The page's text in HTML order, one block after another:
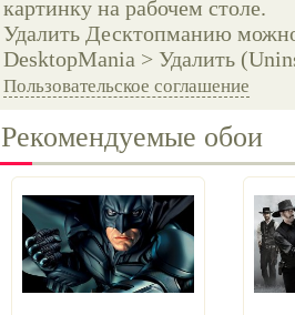
картинку на рабочем столе.
Удалить Десктопманию
DesktopMania > Удалить
Пользовательское соглашение
Рекомендуемые обои